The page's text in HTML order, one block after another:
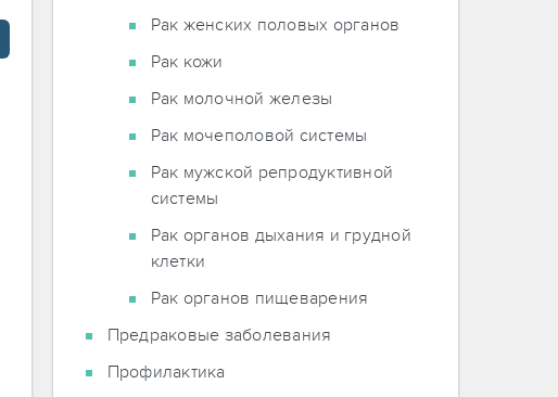
Рак женских половых органов
Рак кожи
Рак молочной железы
Рак мочеполовой системы
Рак мужской репродуктивной
системы
Рак органов дыхания и грудной
клетки
Рак органов пищеварения
Предраковые заболевания
Профилактика